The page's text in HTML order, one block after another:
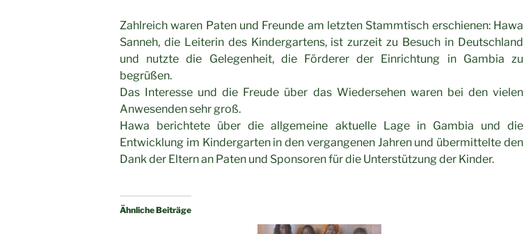
Zahlreich waren Paten und Freunde am letzten Stammtisch erschienen: Hawa
Sanneh, die Leiterin des Kindergartens, ist zurzeit zu Besuch in Deutschland
und nutzte die Gelegenheit, die Förderer der Einrichtung in Gambia zu
begrüßen.
Das Interesse und die Freude über das Wiedersehen waren bei den vielen
Anwesenden sehr groß.
Hawa berichtete über die allgemeine aktuelle Lage in Gambia und die
Entwicklung im Kindergarten in den vergangenen Jahren und übermittelte den
Dank der Eltern an Paten und Sponsoren für die Unterstützung der Kinder.
Ähnliche Beiträge